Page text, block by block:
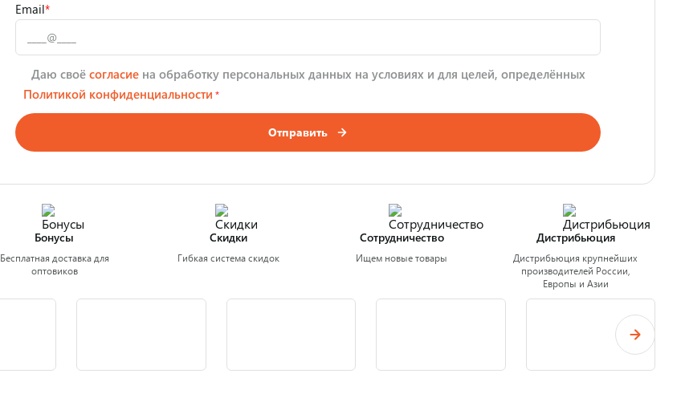
Email*
Даю своё согласие на обработку персональных данных на условиях и для целей, определённых
Политикой конфиденциальности *
Отправить
Бонусы
Бесплатная доставка для
оптовиков
Скидки
Гибкая система скидок
Сотрудничество
Ищем новые товары
Дистрибьюция
Дистрибьюция крупнейших
производителей России,
Европы и Азии